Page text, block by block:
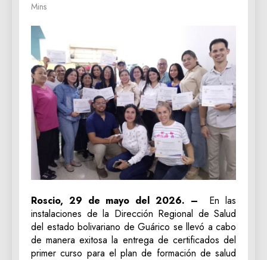
Mins
Roscio, 29 de mayo del 2026. – En las
instalaciones de la Dirección Regional de Salud
del estado bolivariano de Guárico se llevó a cabo
de manera exitosa la entrega de certificados del
primer curso para el plan de formación de salud